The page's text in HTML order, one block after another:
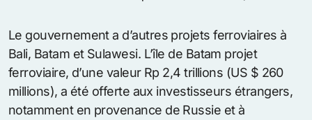
Le gouvernement a d’autres projets ferroviaires à
Bali, Batam et Sulawesi. L’île de Batam projet
ferroviaire, d’une valeur Rp 2,4 trillions (US $ 260
millions), a été offerte aux investisseurs étrangers,
notamment en provenance de Russie et à